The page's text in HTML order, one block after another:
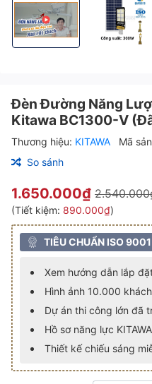
Đèn Đường Năng
Kitawa BC1300-V
Thương hiệu: KITAWA Mã
So sánh
1.650.000₫
(Tiết kiệm: 890.000₫)
TIÊU CHUẨN ISO
Xem hướng dẫn lắp
Hình ảnh 10.000
Dự án thi công lớn đã
Hồ sơ năng lực KITAWA
Thiết kế chiếu sáng